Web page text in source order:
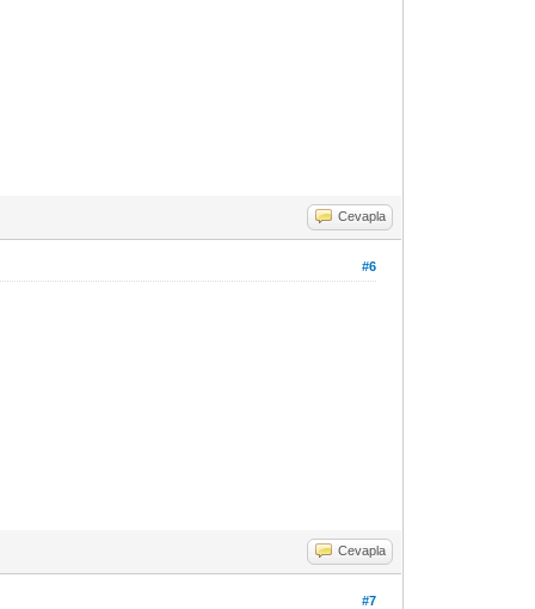
Cevapla
#6
Cevapla
#7